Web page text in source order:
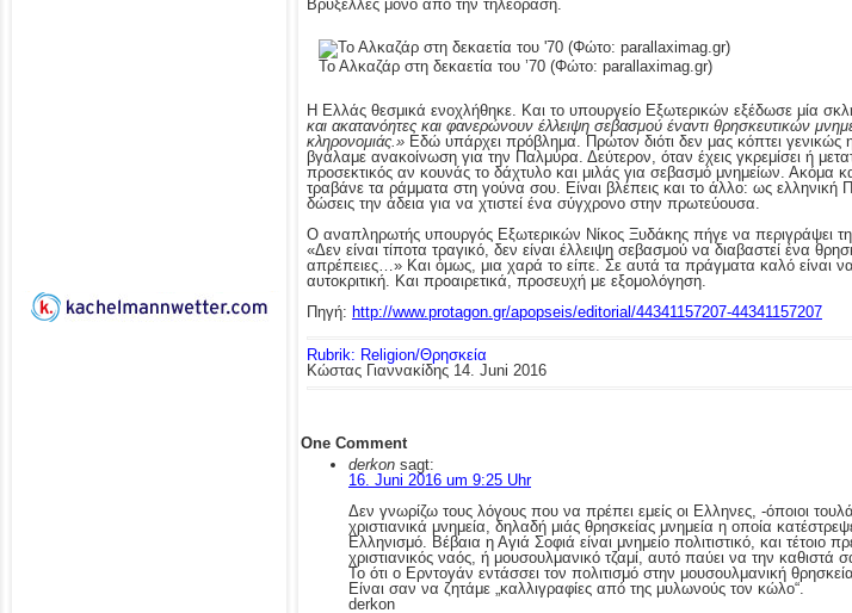
Βρυξέλλες μόνο από την τηλεόραση.
Το Αλκαζάρ στη δεκαετία του ’70 (Φώτο: parallaximag.gr)
Η Ελλάς θεσμικά ενοχλήθηκε. Και το υπουργείο Εξωτερικών εξέδωσε μία
και ακατανόητες και φανερώνουν έλλειψη σεβασμού έναντι θρησκευτικών
κληρονομιάς.» Εδώ υπάρχει πρόβλημα. Πρώτον διότι δεν μας κόπτει γενικώς
βγάλαμε ανακοίνωση για την Παλμύρα. Δεύτερον, όταν έχεις γκρεμίσει ή
προσεκτικός αν κουνάς το δάχτυλο και μιλάς για σεβασμό μνημείων. Ακόμα
τραβάνε τα ράμματα στη γούνα σου. Είναι βλέπεις και το άλλο: ως ελληνική
δώσεις την άδεια για να χτιστεί ένα σύγχρονο στην πρωτεύουσα.
Ο αναπληρωτής υπουργός Εξωτερικών Νίκος Ξυδάκης πήγε να περιγράψει
«Δεν είναι τίποτα τραγικό, δεν είναι έλλειψη σεβασμού να διαβαστεί ένα
απρέπειες…» Και όμως, μια χαρά το είπε. Σε αυτά τα πράγματα καλό είναι
αυτοκριτική. Και προαιρετικά, προσευχή με εξομολόγηση.
Πηγή: http://www.protagon.gr/apopseis/editorial/44341157207-44341157207
Rubrik: Religion/Θρησκεία
Κώστας Γιαννακίδης 14. Juni 2016
One Comment
derkon sagt:
16. Juni 2016 um 9:25 Uhr
Δεν γνωρίζω τους λόγους που να πρέπει εμείς οι Ελληνες, -όποιοι
χριστιανικά μνημεία, δηλαδή μιάς θρησκείας μνημεία η οποία
Ελληνισμό. Βέβαια η Αγιά Σοφιά είναι μνημείο πολιτιστικό, και τέτοιο
χριστιανικός ναός, ή μουσουλμανικό τζαμί, αυτό παύει να την καθιστά
Το ότι ο Ερντογάν εντάσσει τον πολιτισμό στην μουσουλμανική
Είναι σαν να ζητάμε „καλλιγραφίες από της μυλωνούς τον κώλο“.
derkon